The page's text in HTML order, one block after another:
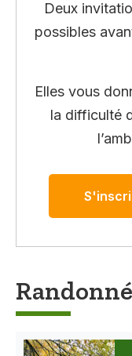
Deux
possibles
Elles vous
la difficulté